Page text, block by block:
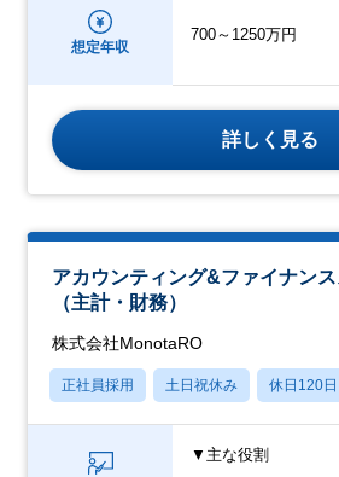
想定年収
700～1250万円
詳しく見る
アカウンティング&ファイナン
（主計・財務）
株式会社MonotaRO
正社員採用 土日祝休み 休日120
▼主な役割